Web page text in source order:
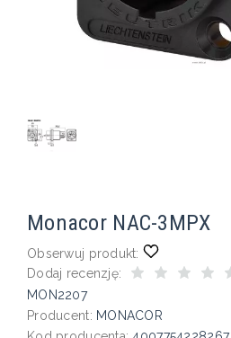
Monacor NAC-3MPX
Obserwuj produkt:
Dodaj recenzję:
MON2207
Producent: MONACOR